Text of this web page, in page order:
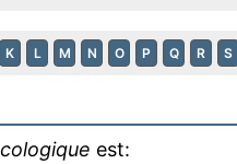
K L M N O P Q R S
est: